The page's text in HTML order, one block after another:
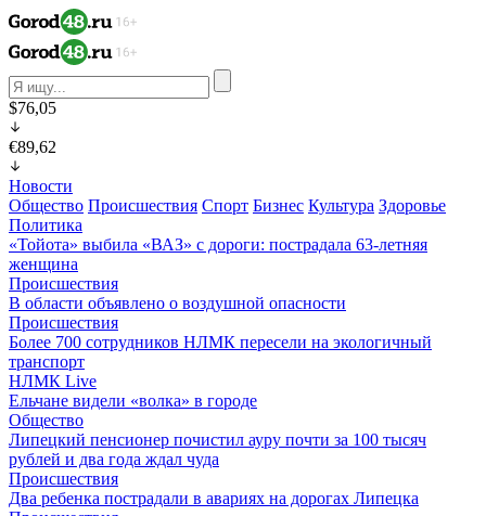
$76,05
€89,62
Новости
Общество Происшествия Спорт Бизнес Культура Здоровье
Политика
«Тойота» выбила «ВАЗ» с дороги: пострадала 63-летняя
женщина
Происшествия
В области объявлено о воздушной опасности
Происшествия
Более 700 сотрудников НЛМК пересели на экологичный
транспорт
НЛМК Live
Ельчане видели «волка» в городе
Общество
Липецкий пенсионер почистил ауру почти за 100 тысяч
рублей и два года ждал чуда
Происшествия
Два ребенка пострадали в авариях на дорогах Липецка